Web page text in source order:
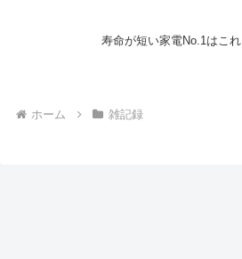
寿命が短い家電No.1はこれ
ホーム 雑記録